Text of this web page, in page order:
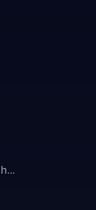
Západočeské divadlo v Chebu